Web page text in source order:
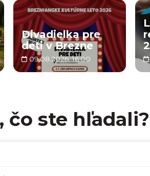
Divadielka pre
deti v Brezne
09.08.2026, 16:00
čo ste hľadali?